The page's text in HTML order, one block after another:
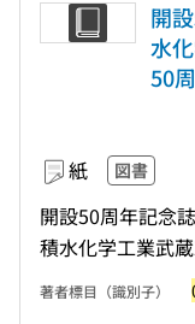
開
水
50
紙 図書
開設50周年記念
積水化学工業武
著者標目（識別子）